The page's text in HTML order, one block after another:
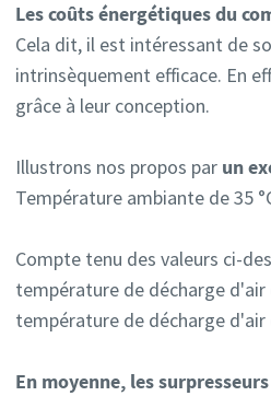
Les coûts énergétiques du
Cela dit, il est intéressant de
intrinsèquement efficace. En
grâce à leur conception.
Illustrons nos propos par un
Température ambiante de 35
Compte tenu des valeurs ci-
température de décharge d'air
température de décharge d'air
En moyenne, les